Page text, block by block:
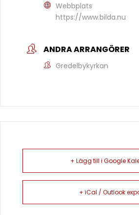
Webbplats
https://www.bilda.nu
ANDRA ARRANGÖRER
Gredelbykyrkan
+ Lägg till i Google
+ iCal / Outlook